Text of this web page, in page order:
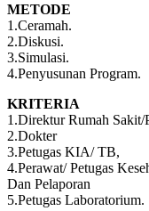
METODE
1.Ceramah.
2.Diskusi.
3.Simulasi.
4.Penyusunan Program.
KRITERIA
1.Direktur Rumah Sakit/
2.Dokter
3.Petugas KIA/ TB,
4.Perawat/ Petugas
Dan Pelaporan
5.Petugas Laboratorium.